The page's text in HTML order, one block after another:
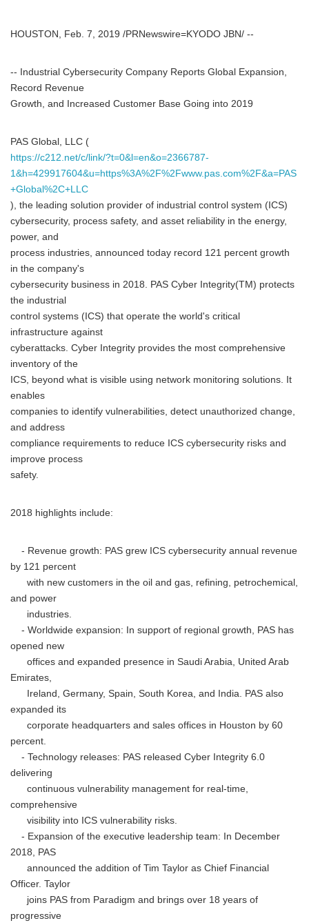
HOUSTON, Feb. 7, 2019 /PRNewswire=KYODO JBN/ --
-- Industrial Cybersecurity Company Reports Global Expansion,
Record Revenue
Growth, and Increased Customer Base Going into 2019
PAS Global, LLC (
https://c212.net/c/link/?t=0&l=en&o=2366787-
1&h=429917604&u=https%3A%2F%2Fwww.pas.com%2F&a=PAS
+Global%2C+LLC
), the leading solution provider of industrial control system (ICS)
cybersecurity, process safety, and asset reliability in the energy,
power, and
process industries, announced today record 121 percent growth
in the company's
cybersecurity business in 2018. PAS Cyber Integrity(TM) protects
the industrial
control systems (ICS) that operate the world's critical
infrastructure against
cyberattacks. Cyber Integrity provides the most comprehensive
inventory of the
ICS, beyond what is visible using network monitoring solutions. It
enables
companies to identify vulnerabilities, detect unauthorized change,
and address
compliance requirements to reduce ICS cybersecurity risks and
improve process
safety.
2018 highlights include:
- Revenue growth: PAS grew ICS cybersecurity annual revenue
by 121 percent
with new customers in the oil and gas, refining, petrochemical,
and power
industries.
- Worldwide expansion: In support of regional growth, PAS has
opened new
offices and expanded presence in Saudi Arabia, United Arab
Emirates,
Ireland, Germany, Spain, South Korea, and India. PAS also
expanded its
corporate headquarters and sales offices in Houston by 60
percent.
- Technology releases: PAS released Cyber Integrity 6.0
delivering
continuous vulnerability management for real-time,
comprehensive
visibility into ICS vulnerability risks.
- Expansion of the executive leadership team: In December
2018, PAS
announced the addition of Tim Taylor as Chief Financial
Officer. Taylor
joins PAS from Paradigm and brings over 18 years of
progressive